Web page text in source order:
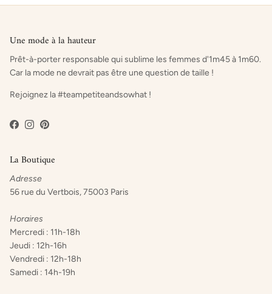
Une mode à la hauteur
Prêt-à-porter responsable qui sublime les femmes d'1m45 à 1m60.
Car la mode ne devrait pas être une question de taille !
Rejoignez la #teampetiteandsowhat !
Facebook
Instagram
Pinterest
La Boutique
Adresse
56 rue du Vertbois, 75003 Paris
Horaires
Mercredi : 11h-18h
Jeudi : 12h-16h
Vendredi : 12h-18h
Samedi : 14h-19h